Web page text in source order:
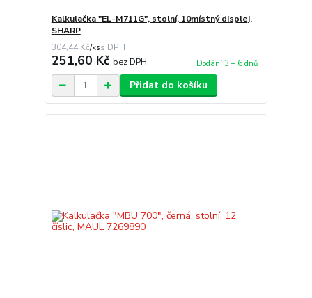
Kalkulačka "EL-M711G", stolní, 10místný displej,
SHARP
304,44 Kč/ks
251,60 Kč bez DPH Dodání 3 – 6 dnů
Přidat do košíku